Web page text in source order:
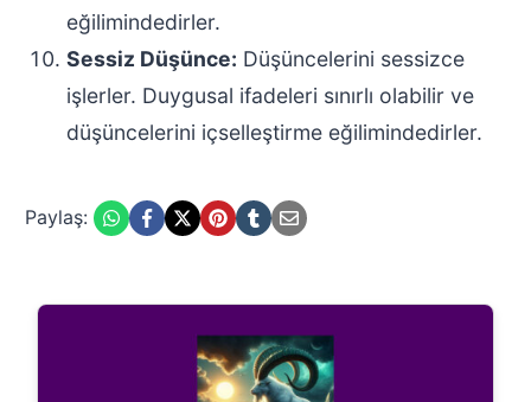
eğilimindedirler.
Sessiz Düşünce: Düşüncelerini sessizce
işlerler. Duygusal ifadeleri sınırlı olabilir ve
düşüncelerini içselleştirme eğilimindedirler.
Paylaş: